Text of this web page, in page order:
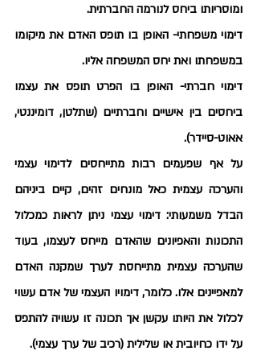
ומוסריותו ביחס לנורמה החברתית.
במשפחתו ואת יחס המשפחה אליו.
אאוט-סיידר).
על ידו כחיובית או שלילית (רכיב של ערך עצמי).